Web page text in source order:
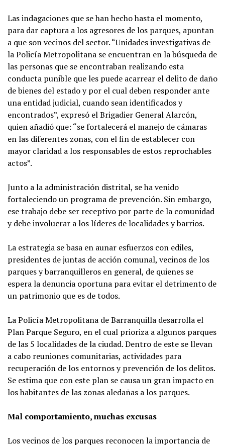
Las indagaciones que se han hecho hasta el momento,
para dar captura a los agresores de los parques, apuntan
a que son vecinos del sector. “Unidades investigativas de
la Policía Metropolitana se encuentran en la búsqueda de
las personas que se encontraban realizando esta
conducta punible que les puede acarrear el delito de daño
de bienes del estado y por el cual deben responder ante
una entidad judicial, cuando sean identificados y
encontrados”, expresó el Brigadier General Alarcón,
quien añadió que: “se fortalecerá el manejo de cámaras
en las diferentes zonas, con el fin de establecer con
mayor claridad a los responsables de estos reprochables
actos”.
Junto a la administración distrital, se ha venido
fortaleciendo un programa de prevención. Sin embargo,
ese trabajo debe ser receptivo por parte de la comunidad
y debe involucrar a los líderes de localidades y barrios.
La estrategia se basa en aunar esfuerzos con ediles,
presidentes de juntas de acción comunal, vecinos de los
parques y barranquilleros en general, de quienes se
espera la denuncia oportuna para evitar el detrimento de
un patrimonio que es de todos.
La Policía Metropolitana de Barranquilla desarrolla el
Plan Parque Seguro, en el cual prioriza a algunos parques
de las 5 localidades de la ciudad. Dentro de este se llevan
a cabo reuniones comunitarias, actividades para
recuperación de los entornos y prevención de los delitos.
Se estima que con este plan se causa un gran impacto en
los habitantes de las zonas aledañas a los parques.
Mal comportamiento, muchas excusas
Los vecinos de los parques reconocen la importancia de